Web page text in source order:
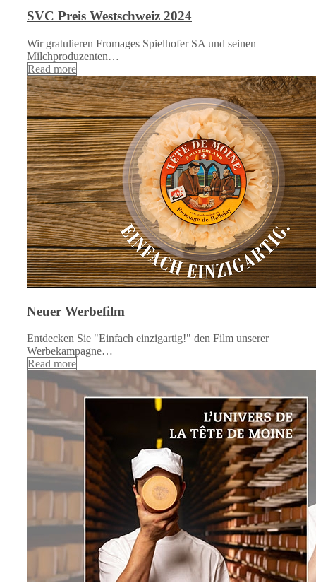
SVC Preis Westschweiz 2024
Wir gratulieren Fromages Spielhofer SA und seinen
Milchproduzenten…
Read more
Neuer Werbefilm
Entdecken Sie "Einfach einzigartig!" den Film unserer
Werbekampagne…
Read more